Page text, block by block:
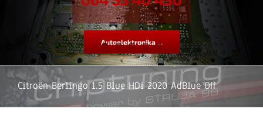
Autoelektronika ...
Citroën Berlingo 1.5 Blue HDi 2020 AdBlue Off